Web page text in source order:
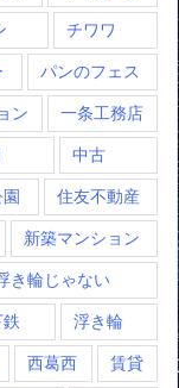
チワワ
パンのフェス
ン 一条工務店
中古
住友不動産
新築マンション
き輪じゃない
浮き輪
西葛西 賃貸